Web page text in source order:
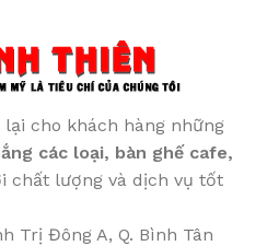
cho khách hàng những
các loại, bàn ghế cafe,
chất lượng và dịch vụ tốt
Trị Đông A, Q. Bình Tân